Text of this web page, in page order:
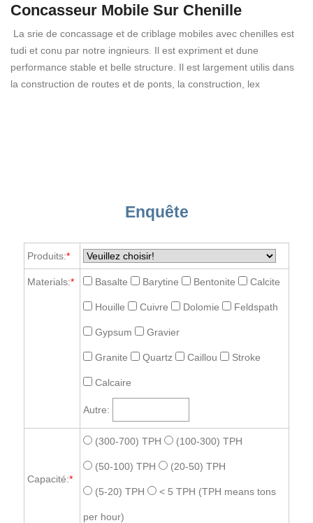
Concasseur Mobile Sur Chenille
La srie de concassage et de criblage mobiles avec chenilles est
tudi et conu par notre ingnieurs. Il est expriment et dune
performance stable et belle structure. Il est largement utilis dans
la construction de routes et de ponts, la construction, lex
Enquête
Produits:*
Materials:* Basalte Barytine Bentonite Calcite
Houille Cuivre Dolomie Feldspath
Gypsum Gravier
Granite Quartz Caillou Stroke
Calcaire
Autre:
Capacité:*
(300-700) TPH (100-300) TPH
(50-100) TPH (20-50) TPH
(5-20) TPH < 5 TPH (TPH means tons
per hour)